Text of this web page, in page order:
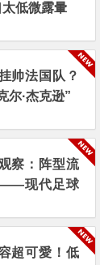
低微露暈
帅法国队？
尔·杰克逊”
察：阵型流
——现代足球
超可愛！低